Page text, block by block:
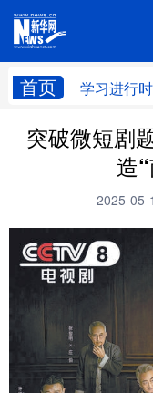
首页 学习进行时
学习进行时
科技
访谈
法律 中
突破微短剧
造
2025-05-